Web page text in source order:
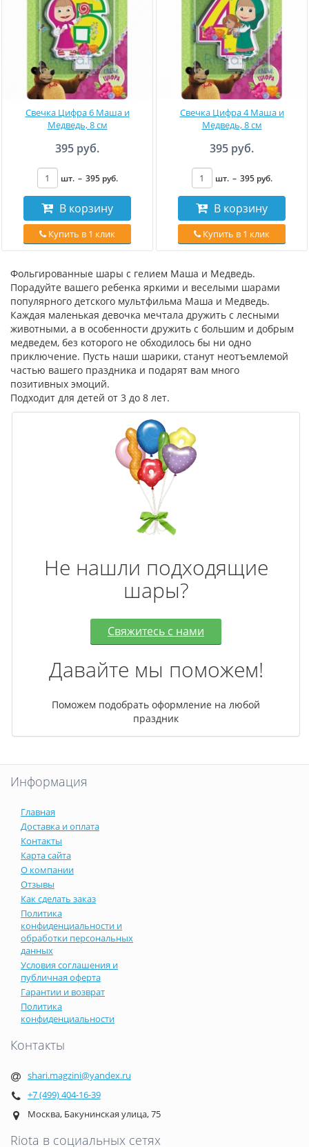
Свечка Цифра 6 Маша и
Медведь, 8 см
395 руб.
шт. – 395 руб.
В корзину
Купить в 1 клик
Свечка Цифра 4 Маша и
Медведь, 8 см
395 руб.
шт. – 395 руб.
В корзину
Купить в 1 клик
Фольгированные шары с гелием Маша и Медведь.
Порадуйте вашего ребенка яркими и веселыми шарами
популярного детского мультфильма Маша и Медведь.
Каждая маленькая девочка мечтала дружить с лесными
животными, а в особенности дружить с большим и добрым
медведем, без которого не обходилось бы ни одно
приключение. Пусть наши шарики, станут неотъемлемой
частью вашего праздника и подарят вам много
позитивных эмоций.
Подходит для детей от 3 до 8 лет.
Не нашли подходящие
шары?
Свяжитесь с нами
Давайте мы поможем!
Поможем подобрать оформление на любой
праздник
Информация
Главная
Доставка и оплата
Контакты
Карта сайта
О компании
Отзывы
Как сделать заказ
Политика
конфиденциальности и
обработки персональных
данных
Условия соглашения и
публичная оферта
Гарантии и возврат
Политика
конфиденциальности
Контакты
shari.magzini@yandex.ru
+7 (499) 404-16-39
Москва, Бакунинская улица, 75
Riota в социальных сетях